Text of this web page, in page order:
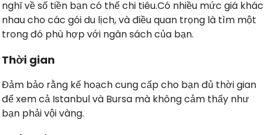
nghĩ về số tiền bạn có thể chi tiêu.Có nhiều mức giá khác
nhau cho các gói du lịch, và điều quan trọng là tìm một
trong đó phù hợp với ngân sách của bạn.
Thời gian
Đảm bảo rằng kế hoạch cung cấp cho bạn đủ thời gian
để xem cả Istanbul và Bursa mà không cảm thấy như
bạn phải vội vàng.